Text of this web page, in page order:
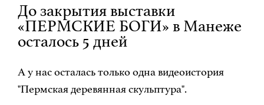
До закрытия выставки
«ПЕРМСКИЕ БОГИ» в Манеже
осталось 5 дней
А у нас осталась только одна видеоистория
"Пермская деревянная скульптура".